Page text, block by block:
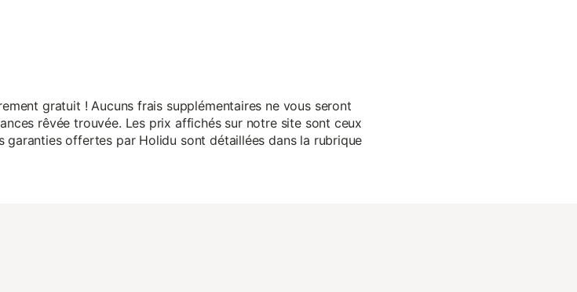
gratuit ! Aucuns frais supplémentaires ne vous seront
rêvée trouvée. Les prix affichés sur notre site sont ceux
offertes par Holidu sont détaillées dans la rubrique